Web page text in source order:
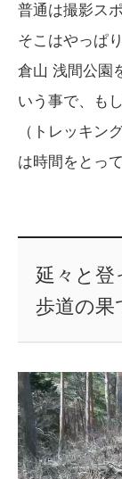
普通は撮影ス
そこはやっぱ
倉山 浅間公園
いう事で、も
（トレッキン
は時間をとっ
延々と登
歩道の果
動
画
プ
レ
ー
ヤ
ー